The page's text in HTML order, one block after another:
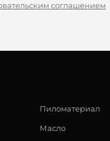
соглашением
Пиломатериал
Масло